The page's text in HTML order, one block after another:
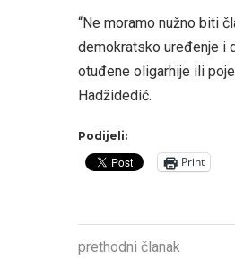
“Ne moramo nužno biti
demokratsko uređenje i
otuđene oligarhije ili
Hadžidedić.
Podijeli:
Print
prethodni članak